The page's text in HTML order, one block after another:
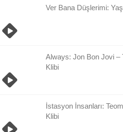
Ver Bana Düşlerimi:
Always: Jon Bon Jovi –
Klibi
İstasyon İnsanları:
Klibi